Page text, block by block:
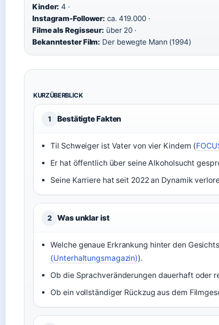
Kinder: 4 ·
Instagram-Follower: ca. 419.000 ·
Filme als Regisseur: über 20 ·
Bekanntester Film: Der bewegte Mann (1994)
KURZÜBERBLICK
1 Bestätigte Fakten
Til Schweiger ist Vater von vier Kindern (
Er hat öffentlich über seine Alkoholsucht
Seine Karriere hat seit 2022 an Dynamik
2 Was unklar ist
Welche genaue Erkrankung hinter den
(Unterhaltungsmagazin)).
Ob die Sprachveränderungen dauerhaft oder
Ob ein vollständiger Rückzug aus dem